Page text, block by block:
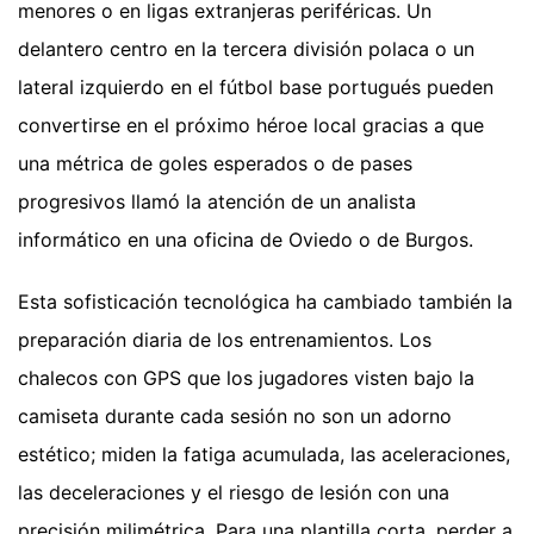
menores o en ligas extranjeras periféricas. Un
delantero centro en la tercera división polaca o un
lateral izquierdo en el fútbol base portugués pueden
convertirse en el próximo héroe local gracias a que
una métrica de goles esperados o de pases
progresivos llamó la atención de un analista
informático en una oficina de Oviedo o de Burgos.
Esta sofisticación tecnológica ha cambiado también la
preparación diaria de los entrenamientos. Los
chalecos con GPS que los jugadores visten bajo la
camiseta durante cada sesión no son un adorno
estético; miden la fatiga acumulada, las aceleraciones,
las deceleraciones y el riesgo de lesión con una